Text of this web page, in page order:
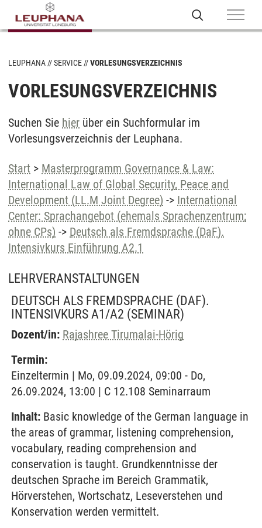
LEUPHANA SERVICE VORLESUNGSVERZEICHNIS
VORLESUNGSVERZEICHNIS
Suchen Sie hier über ein Suchformular im
Vorlesungsverzeichnis der Leuphana.
Start > Masterprogramm Governance & Law:
International Law of Global Security, Peace and
Development (LL.M Joint Degree) -> International
Center: Sprachangebot (ehemals Sprachenzentrum;
ohne CPs) -> Deutsch als Fremdsprache (DaF).
Intensivkurs Einführung A2.1
LEHRVERANSTALTUNGEN
DEUTSCH ALS FREMDSPRACHE (DAF).
INTENSIVKURS A1/A2 (SEMINAR)
Dozent/in: Rajashree Tirumalai-Hörig
Termin:
Einzeltermin | Mo, 09.09.2024, 09:00 - Do,
26.09.2024, 13:00 | C 12.108 Seminarraum
Inhalt: Basic knowledge of the German language in
the areas of grammar, listening comprehension,
vocabulary, reading comprehension and
conservation is taught. Grundkenntnisse der
deutschen Sprache im Bereich Grammatik,
Hörverstehen, Wortschatz, Leseverstehen und
Konservation werden vermittelt.